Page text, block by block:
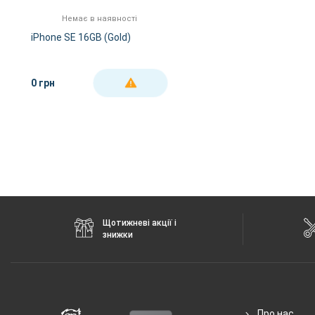
GPS
Інтерфейсний роз'єм
Немає в наявності
iPhone SE 16GB (Gold)
0 грн ДЕТАЛЬНІШЕ
Щотижневі акції і
знижки